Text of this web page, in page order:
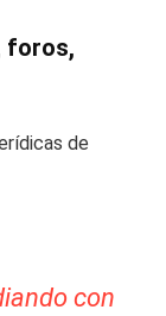
foros,
de
con